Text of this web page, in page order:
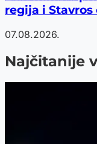
regija i Stavros
07.08.2026.
Najčitanije